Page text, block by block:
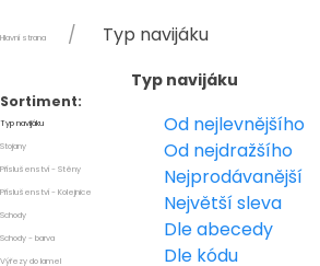
Hlavní strana Typ navijáku
Sortiment:
Typ navijáku
Stojany
Příslušenství - Stěny
Příslušenství - Kolejnice
Schody
Schody - barva
Výřezy do lamel
Typ navijáku
Od nejlevnějšího
Od nejdražšího
Nejprodávanější
Největší sleva
Dle abecedy
Dle kódu